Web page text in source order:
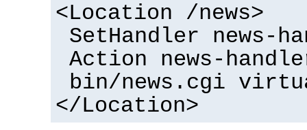
<Location /news>
SetHandler news-
Action news-
bin/news.cgi
</Location>